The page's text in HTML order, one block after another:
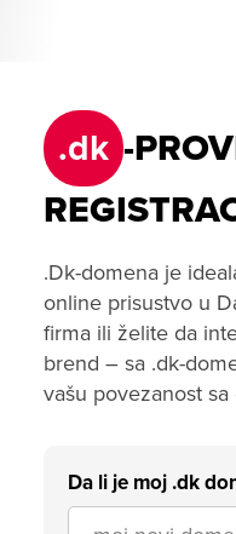
.dk -
.Dk-domena je
online prisustvo u
firma ili želite da
brend – sa .dk-
vašu povezanost
Da li je moj .dk